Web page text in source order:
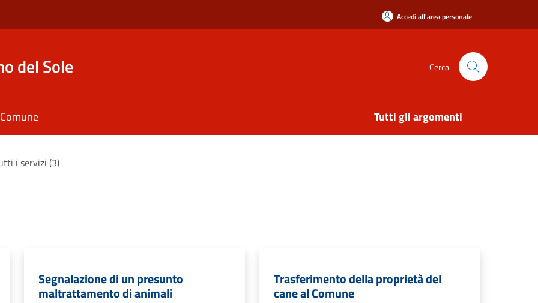
Accedi all'area personale
del Sole Cerca
Tutti gli argomenti
i servizi (3)
Segnalazione di un presunto
maltrattamento di animali
Trasferimento della proprietà del
cane al Comune